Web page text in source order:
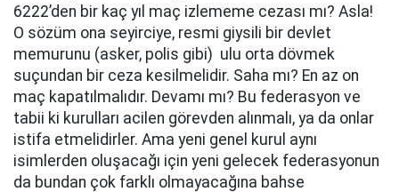
6222’den bir kaç yıl maç izlememe cezası mı? Asla!
O sözüm ona seyirciye, resmi giysili bir devlet
memurunu (asker, polis gibi) ulu orta dövmek
suçundan bir ceza kesilmelidir. Saha mı? En az on
maç kapatılmalıdır. Devamı mı? Bu federasyon ve
tabii ki kurulları acilen görevden alınmalı, ya da onlar
istifa etmelidirler. Ama yeni genel kurul aynı
isimlerden oluşacağı için yeni gelecek federasyonun
da bundan çok farklı olmayacağına bahse